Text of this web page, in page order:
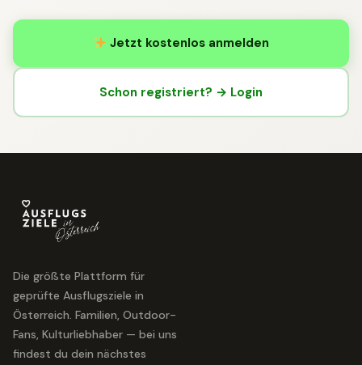
Jetzt kostenlos anmelden
Schon registriert? → Login
Die größte Plattform für
geprüfte Ausflugsziele in
Österreich. Familien, Outdoor-
Fans, Kulturliebhaber — bei uns
findest du dein nächstes